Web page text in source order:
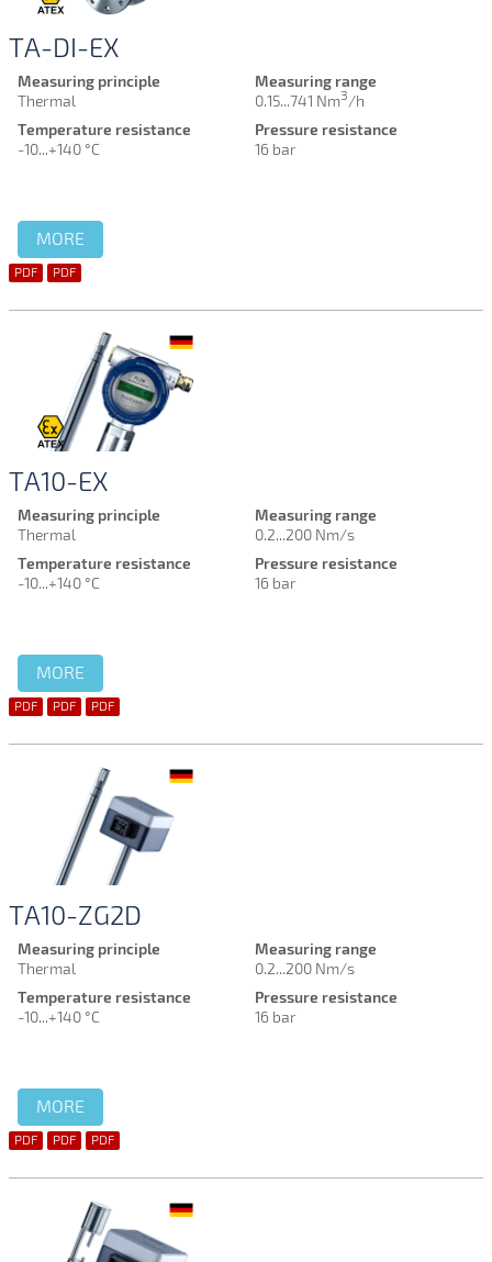
TA-DI-EX
Measuring principle
Thermal
Measuring range
0.15...741 Nm3/h
Temperature resistance
-10...+140 °C
Pressure resistance
16 bar
MORE
PDF PDF
TA10-EX
Measuring principle
Thermal
Measuring range
0.2...200 Nm/s
Temperature resistance
-10...+140 °C
Pressure resistance
16 bar
MORE
PDF PDF PDF
TA10-ZG2D
Measuring principle
Thermal
Measuring range
0.2...200 Nm/s
Temperature resistance
-10...+140 °C
Pressure resistance
16 bar
MORE
PDF PDF PDF